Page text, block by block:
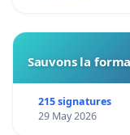
Sauvons la
215 signatures
29 May 2026